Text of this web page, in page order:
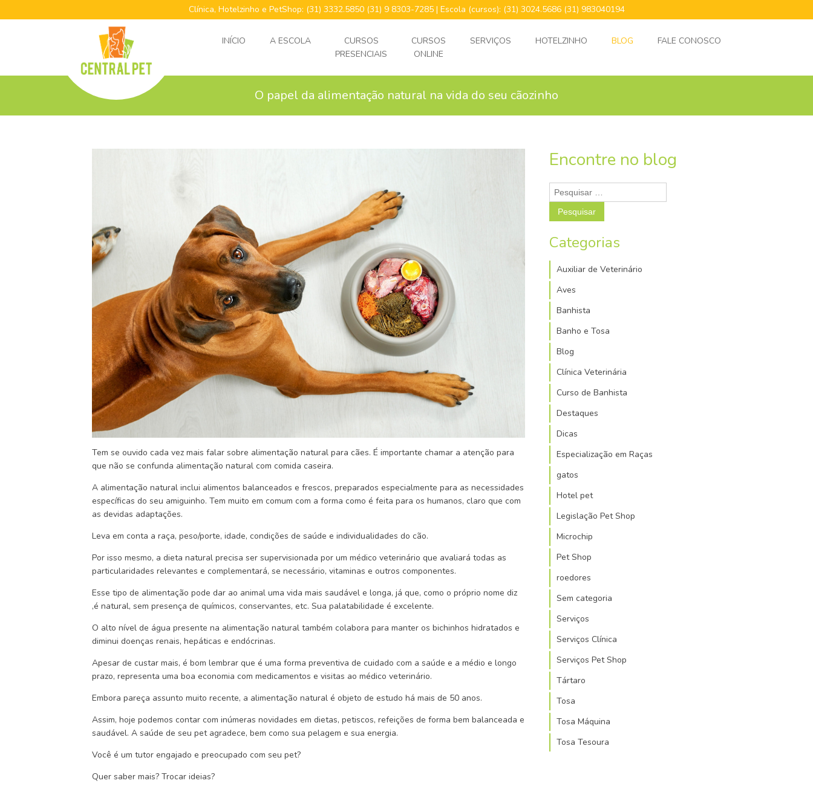
Clínica, Hotelzinho e PetShop: (31) 3332.5850 (31) 9 8303-7285 | Escola (cursos): (31) 3024.5686 (31) 983040194
INÍCIO A ESCOLA
CURSOS
PRESENCIAIS
CURSOS
ONLINE
SERVIÇOS HOTELZINHO BLOG FALE CONOSCO
O papel da alimentação natural na vida do seu cãozinho
Tem se ouvido cada vez mais falar sobre alimentação natural para cães. É importante chamar a atenção para
que não se confunda alimentação natural com comida caseira.
A alimentação natural inclui alimentos balanceados e frescos, preparados especialmente para as necessidades
específicas do seu amiguinho. Tem muito em comum com a forma como é feita para os humanos, claro que com
as devidas adaptações.
Leva em conta a raça, peso/porte, idade, condições de saúde e individualidades do cão.
Por isso mesmo, a dieta natural precisa ser supervisionada por um médico veterinário que avaliará todas as
particularidades relevantes e complementará, se necessário, vitaminas e outros componentes.
Esse tipo de alimentação pode dar ao animal uma vida mais saudável e longa, já que, como o próprio nome diz
,é natural, sem presença de químicos, conservantes, etc. Sua palatabilidade é excelente.
O alto nível de água presente na alimentação natural também colabora para manter os bichinhos hidratados e
diminui doenças renais, hepáticas e endócrinas.
Apesar de custar mais, é bom lembrar que é uma forma preventiva de cuidado com a saúde e a médio e longo
prazo, representa uma boa economia com medicamentos e visitas ao médico veterinário.
Embora pareça assunto muito recente, a alimentação natural é objeto de estudo há mais de 50 anos.
Assim, hoje podemos contar com inúmeras novidades em dietas, petiscos, refeições de forma bem balanceada e
saudável. A saúde de seu pet agradece, bem como sua pelagem e sua energia.
Você é um tutor engajado e preocupado com seu pet?
Quer saber mais? Trocar ideias?
Encontre no blog
Pesquisar
por:
Categorias
Auxiliar de Veterinário
Aves
Banhista
Banho e Tosa
Blog
Clínica Veterinária
Curso de Banhista
Destaques
Dicas
Especialização em Raças
gatos
Hotel pet
Legislação Pet Shop
Microchip
Pet Shop
roedores
Sem categoria
Serviços
Serviços Clínica
Serviços Pet Shop
Tártaro
Tosa
Tosa Máquina
Tosa Tesoura